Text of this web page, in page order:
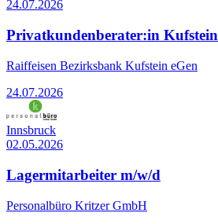
24.07.2026
Privatkundenberater:in Kufstein
Raiffeisen Bezirksbank Kufstein eGen
24.07.2026
Innsbruck
02.05.2026
Lagermitarbeiter m/w/d
Personalbüro Kritzer GmbH